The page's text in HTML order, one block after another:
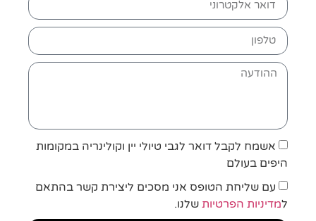
אשמח לקבל דואר לגבי טיולי יין וקולינריה במקומות
היפים בעולם
עם שליחת הטופס אני מסכים ליצירת קשר בהתאם
למדיניות הפרטיות שלנו.